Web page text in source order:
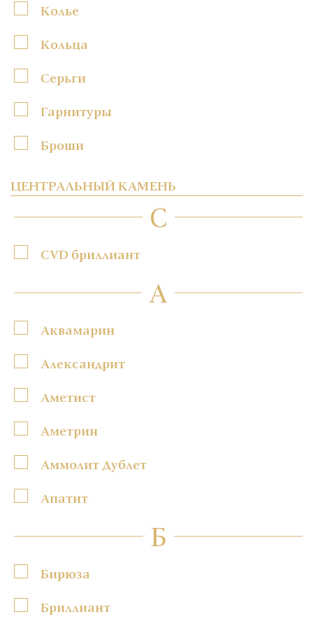
Колье
Кольца
Серьги
Гарнитуры
Броши
ЦЕНТРАЛЬНЫЙ КАМЕНЬ
C
CVD бриллиант
А
Аквамарин
Александрит
Аметист
Аметрин
Аммолит Дублет
Апатит
Б
Бирюза
Бриллиант